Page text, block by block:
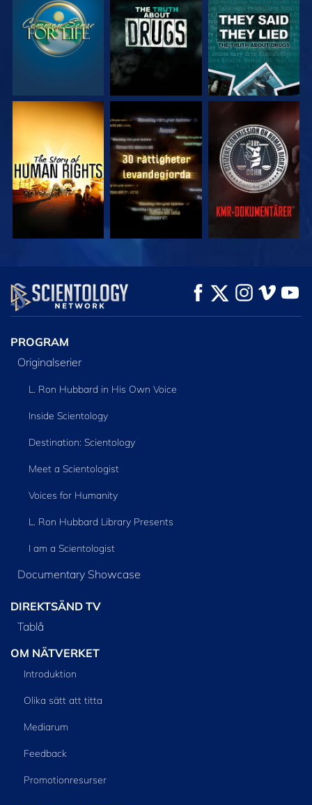
TITTA TITTA TITTA
TITTA TITTA TITTA
TITTA
UTFORSKA
SERIEN
PROGRAM
Originalserier
L. Ron Hubbard in His Own Voice
Inside Scientology
Destination: Scientology
Meet a Scientologist
Voices for Humanity
L. Ron Hubbard Library Presents
I am a Scientologist
Documentary Showcase
DIREKTSÄND TV
Tablå
OM NÄTVERKET
Introduktion
Olika sätt att titta
Mediarum
Feedback
Promotionresurser